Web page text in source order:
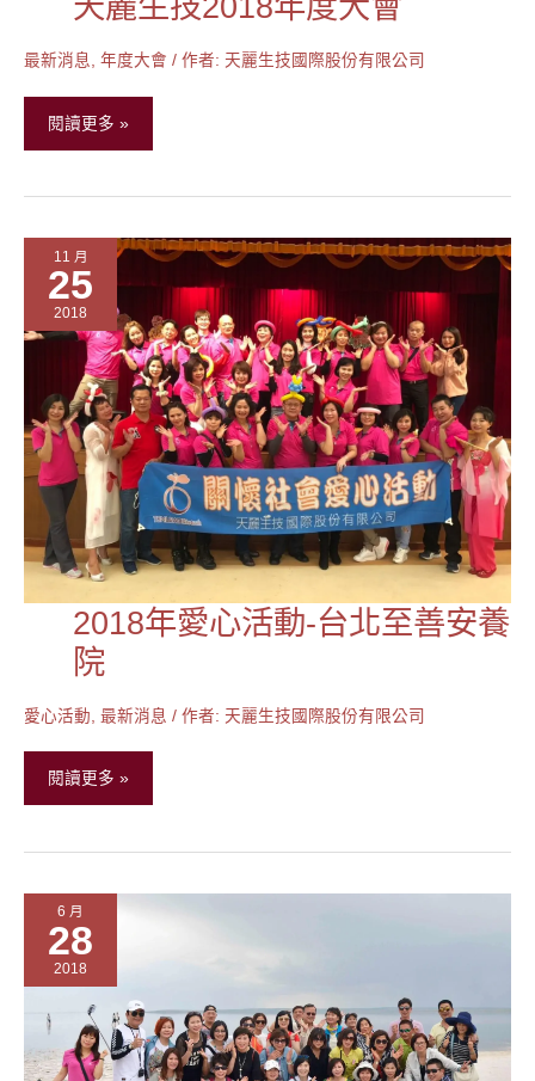
最新消息, 年度大會 / 作者: 天麗生技國際股份有限公司
生
2018
年
會
閱讀更多 »
11 月
25
2018
2018年愛心活動-台北至善安養
院
愛心活動 最新消息 / 作者: 天麗生技國際股份有限公司
2018
心
動-
至
安
養
院
閱讀更多 »
6 月
28
2018